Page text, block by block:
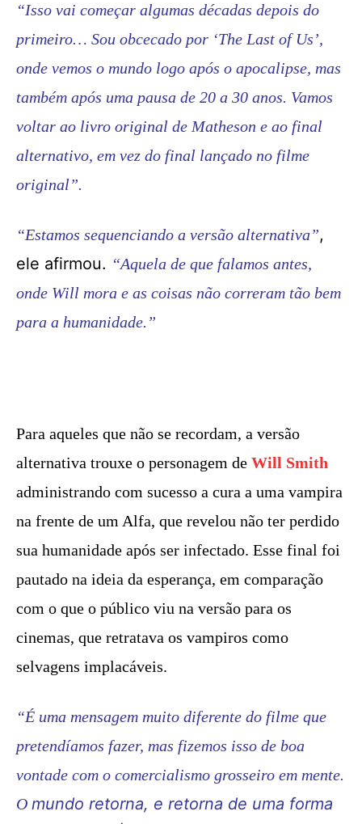
“Isso vai começar algumas décadas depois do
primeiro… Sou obcecado por ‘The Last of Us’,
onde vemos o mundo logo após o apocalipse, mas
também após uma pausa de 20 a 30 anos. Vamos
voltar ao livro original de Matheson e ao final
alternativo, em vez do final lançado no filme
original”.
“Estamos sequenciando a versão alternativa”,
ele afirmou. “Aquela de que falamos antes,
onde Will mora e as coisas não correram tão bem
para a humanidade.”
Para aqueles que não se recordam, a versão
alternativa trouxe o personagem de Will Smith
administrando com sucesso a cura a uma vampira
na frente de um Alfa, que revelou não ter perdido
sua humanidade após ser infectado. Esse final foi
pautado na ideia da esperança, em comparação
com o que o público viu na versão para os
cinemas, que retratava os vampiros como
selvagens implacáveis.
“É uma mensagem muito diferente do filme que
pretendíamos fazer, mas fizemos isso de boa
vontade com o comercialismo grosseiro em mente.
O mundo retorna, e retorna de uma forma